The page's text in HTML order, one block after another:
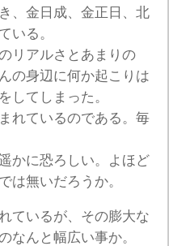
、金日成、金正日、北
いる。
リアルさとあまりの
の身辺に何か起こりは
してしまった。
れているのである。毎
かに恐ろしい。よほど
は無いだろうか。
ているが、その膨大な
なんと幅広い事か。